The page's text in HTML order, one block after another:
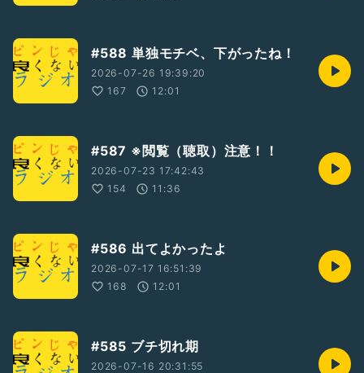
#588 単独モチベ、下がったね！
2026-07-26 19:39:20
167
12:01
#587 ※閲覧（聴取）注意！！
2026-07-23 17:42:43
154
11:36
#586 出てよかったよ
2026-07-17 16:51:39
168
12:01
#585 ブチ切れ期
2026-07-16 20:31:55